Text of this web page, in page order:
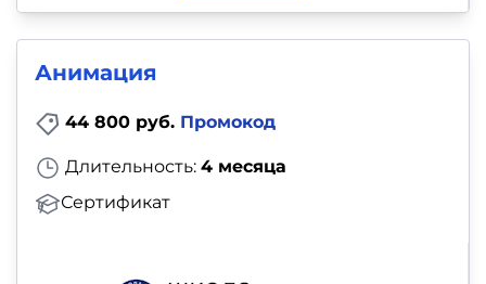
Анимация
44 800 руб. Промокод
Длительность: 4 месяца
Сертификат